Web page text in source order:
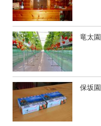
竜太園
保坂園